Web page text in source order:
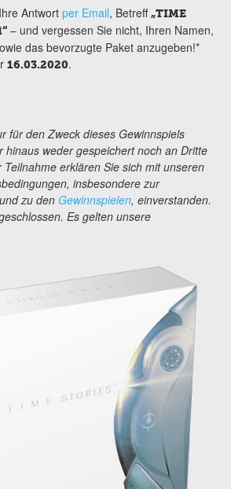
Antwort per Email, Betreff„TIME
– und vergessen Sie nicht, Ihren Namen,
das bevorzugte Paket anzugeben!*
16.03.2020.
für den Zweck dieses Gewinnspiels
hinaus weder gespeichert noch an Dritte
erklären Sie sich mit unseren
insbesondere zur
und zu den Gewinnspielen, einverstanden.
Es gelten unsere